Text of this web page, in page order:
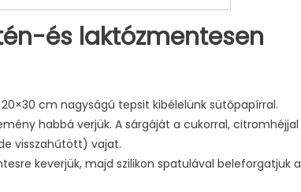
és laktózmentesen
cm nagyságú tepsit kibélelünk sütőpapírral.
habbá verjük. A sárgáját a cukorral, citromhéjjal
visszahűtött) vajat.
keverjük, majd szilikon spatulával beleforgatjuk a